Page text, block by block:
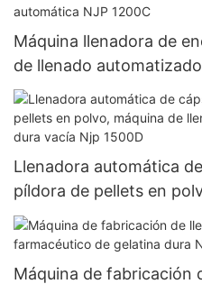
Máquina llenadora de
de llenado
completamente
Llenadora automática
píldora de pellets en
de cápsulas de gelatina
Máquina de fabricación